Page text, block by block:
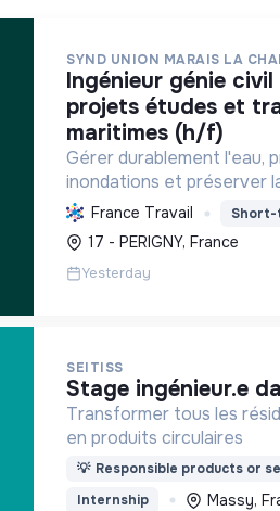
SYND UNION MARAIS LA
ingénieur génie civil chef de
projets études et
maritimes (h/f)
Gérer durablement l'eau,
inondations et préserver
marais et zones humides
Maritime, par l'ingénierie et
d'œuvre.
France Travail Short-
17 - PERIGNY, France
Yesterday
SEITISS
stage ingénieur.e
Transformer tous les
en produits circulaires
💡 Responsible products or
Internship
Massy,